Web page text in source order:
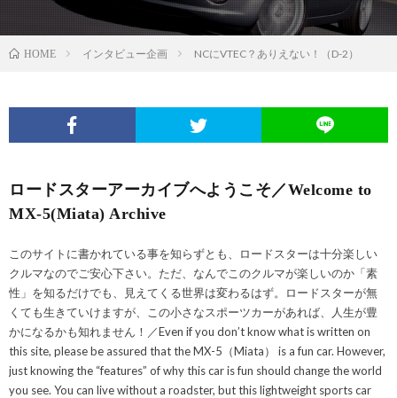
HOME インタビュー企画 NCにVTEC？ありえない！（D-2）
ロードスターアーカイブへようこそ／Welcome to
MX-5(Miata) Archive
このサイトに書かれている事を知らずとも、ロードスターは十分楽しい
クルマなのでご安心下さい。ただ、なんでこのクルマが楽しいのか「素
性」を知るだけでも、見えてくる世界は変わるはず。ロードスターが無
くても生きていけますが、この小さなスポーツカーがあれば、人生が豊
かになるかも知れません！／Even if you don’t know what is written on
this site, please be assured that the MX-5（Miata） is a fun car. However,
just knowing the “features” of why this car is fun should change the world
you see. You can live without a roadster, but this lightweight sports car